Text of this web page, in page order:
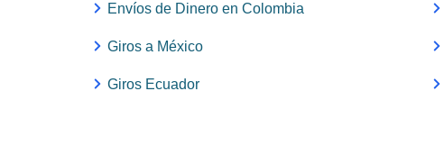
Envíos de Dinero en Colombia
Giros a México
Giros Ecuador